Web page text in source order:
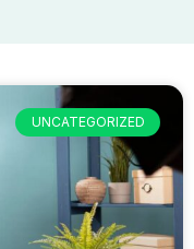
UNCATEGORIZED